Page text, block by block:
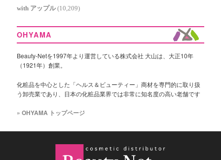
with アップル (10,209)
OHYAMA
Beauty-Netを1997年より運営している株式会社 大山は、大正10年
（1921年）創業。
化粧品を中心とした「ヘルス＆ビューティー」商材を専門的に取り扱
う卸売業であり、日本の化粧品業界では非常に知名度の高い老舗です
» OHYAMA トップページ